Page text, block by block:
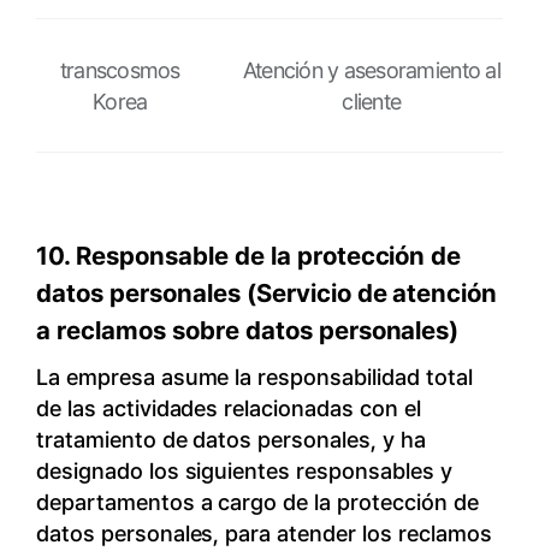
transcosmos
Korea
Atención y asesoramiento al
cliente
10. Responsable de la protección de
datos personales (Servicio de atención
a reclamos sobre datos personales)
La empresa asume la responsabilidad total
de las actividades relacionadas con el
tratamiento de datos personales, y ha
designado los siguientes responsables y
departamentos a cargo de la protección de
datos personales, para atender los reclamos